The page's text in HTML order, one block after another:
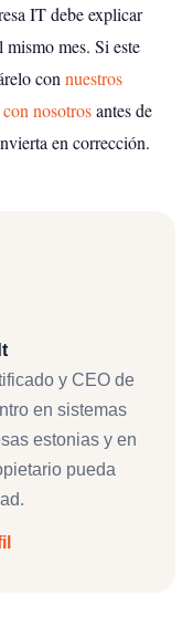
IT debe explicar
mes. Si este
con nuestros
nosotrosantes de
en corrección.
y CEO de
en sistemas
estonias y en
pueda